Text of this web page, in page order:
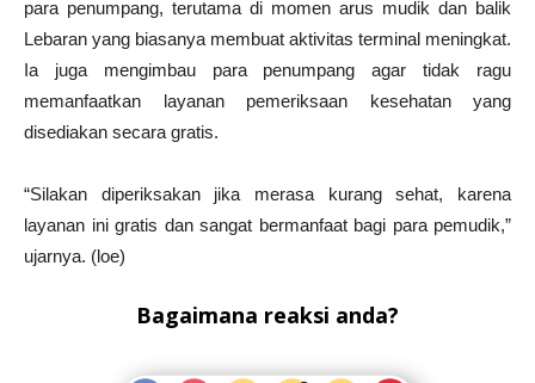
para penumpang, terutama di momen arus mudik dan balik
Lebaran yang biasanya membuat aktivitas terminal meningkat.
Ia juga mengimbau para penumpang agar tidak ragu
memanfaatkan layanan pemeriksaan kesehatan yang
disediakan secara gratis.
“Silakan diperiksakan jika merasa kurang sehat, karena
layanan ini gratis dan sangat bermanfaat bagi para pemudik,”
ujarnya. (loe)
Bagaimana reaksi anda?